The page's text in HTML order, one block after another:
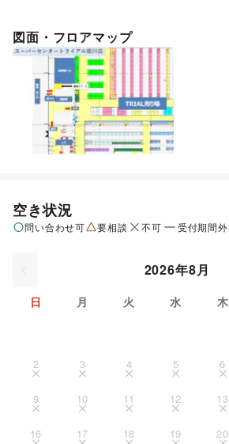
図面・フロアマップ
空き状況
問い合わせ可 要相談 不可 受付期間外
2026年8月
日 月 火 水 木
2 3 4 5 6
9 10 11 12 13
16 17 18 19 20